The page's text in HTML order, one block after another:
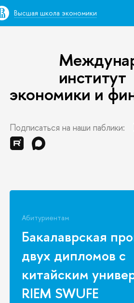
Высшая школа экономики
институт
экономики и
Подписаться на наши паблики:
Абитуриентам
Бакалаврская
двух дипломов с
китайским
RIEM SWUFE